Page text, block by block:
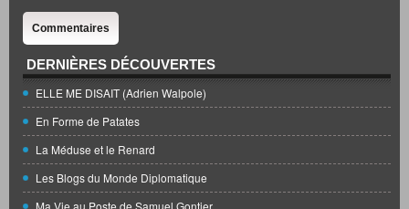
Commentaires
DERNIÈRES DÉCOUVERTES
ELLE ME DISAIT (Adrien Walpole)
En Forme de Patates
La Méduse et le Renard
Les Blogs du Monde Diplomatique